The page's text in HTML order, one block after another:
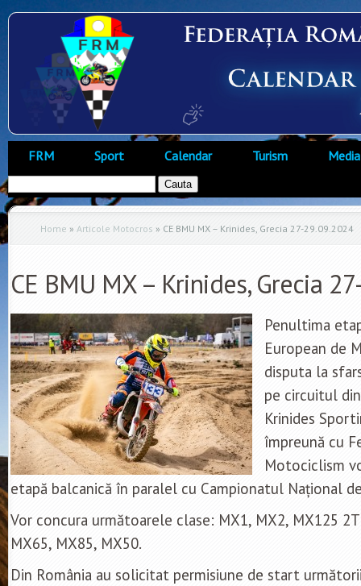
FRM Sport Calendar Turism Media
Home » Articole Motocros » CE BMU MX – Krinides, Grecia 27-29.09.2024
CE BMU MX – Krinides, Grecia
Penultima
European de
disputa la
pe circuitul
Krinides
împreună cu
Motociclism
etapă balcanică în paralel cu Campionatul Național
Vor concura următoarele clase: MX1, MX2, MX125 2T
MX65, MX85, MX50.
Din România au solicitat permisiune de start